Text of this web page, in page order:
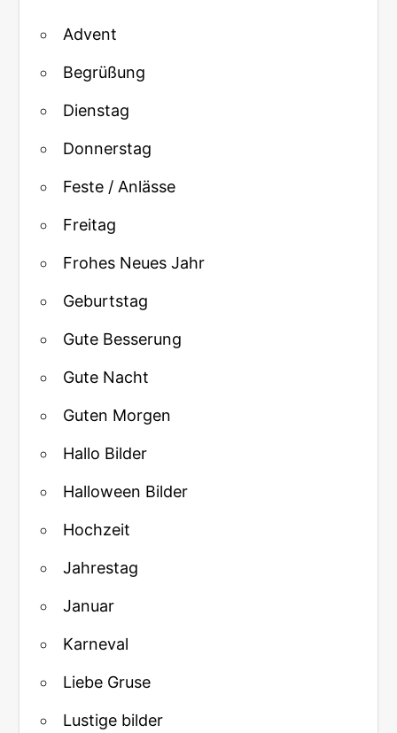
Advent
Begrüßung
Dienstag
Donnerstag
Feste / Anlässe
Freitag
Frohes Neues Jahr
Geburtstag
Gute Besserung
Gute Nacht
Guten Morgen
Hallo Bilder
Halloween Bilder
Hochzeit
Jahrestag
Januar
Karneval
Liebe Gruse
Lustige bilder